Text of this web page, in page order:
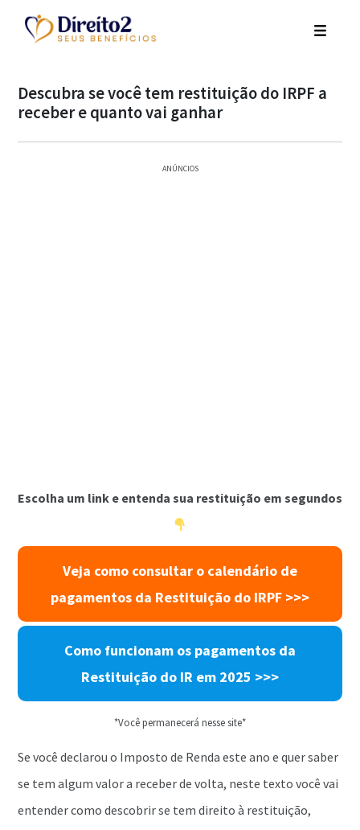
Descubra se você tem restituição do IRPF a
receber e quanto vai ganhar
ANÚNCIOS
Escolha um link e entenda sua restituição em segundos
Veja como consultar o calendário de
pagamentos da Restituição do IRPF >>>
Como funcionam os pagamentos da
Restituição do IR em 2025 >>>
*Você permanecerá nesse site*
Se você declarou o Imposto de Renda este ano e quer saber
se tem algum valor a receber de volta, neste texto você vai
entender como descobrir se tem direito à restituição,